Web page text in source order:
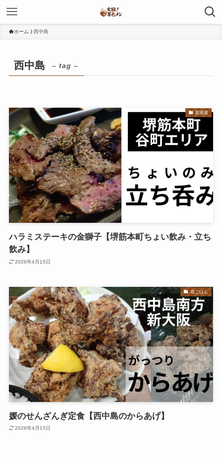
ホーム 西中島
西中島 – tag –
居酒屋
ハラミステーキの金獅子【堺筋本町ちょい飲み・立ち
飲み】
2026年4月15日
昼ごはん
媛のせんざんぎ定食【西中島のからあげ】
2026年4月15日